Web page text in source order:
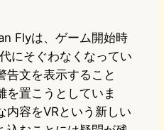
Flyは、ゲーム開始時
にそぐわなくなってい
告文を表示すること
を置こうとしていま
内容をVRという新しい